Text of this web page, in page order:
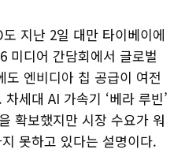
지난 2일 대만 타이베이에
미디어 간담회에서 글로벌
도 엔비디아 칩 공급이 여전
세대 AI 가속기 ‘베라 루빈’
확보했지만 시장 수요가 워
못하고 있다는 설명이다.